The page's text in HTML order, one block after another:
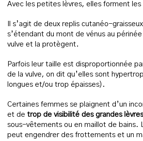
Avec les petites lèvres, elles forment les
Il s’agit de deux replis cutanéo-
s’étendant du mont de vénus au
vulve et la protègent.
Parfois leur taille est disproportionnée
de la vulve, on dit qu’elles sont
longues et/ou trop épaisses).
Certaines femmes se plaignent d’un
et de trop de visibilité des grandes
sous-vêtements ou en maillot de bains.
peut engendrer des frottements et un